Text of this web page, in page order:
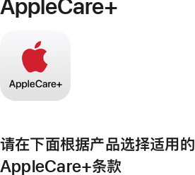
AppleCare+
请在下面根据产品选择适用的
AppleCare+条款